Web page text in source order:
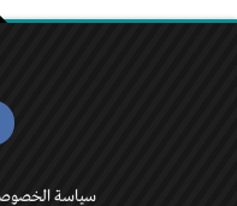
سياسة